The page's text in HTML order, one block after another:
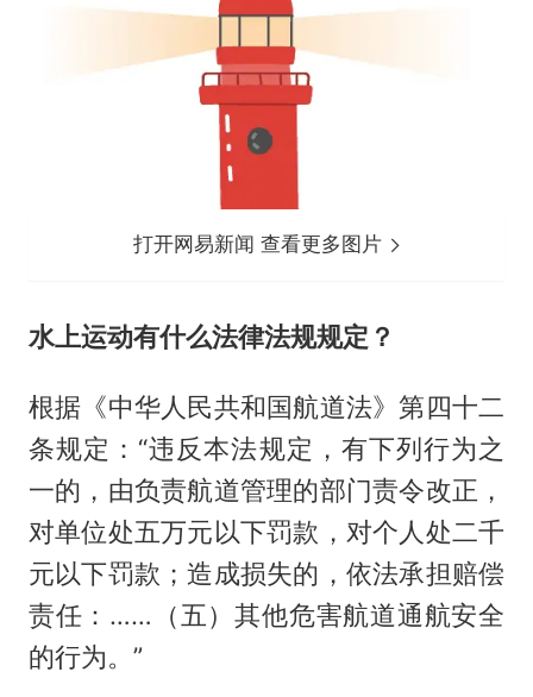
打开网易新闻 查看更多图片
水上运动有什么法律法规规定？
根据《中华人民共和国航道法》第四十二
条规定：“违反本法规定，有下列行为之
一的，由负责航道管理的部门责令改正，
对单位处五万元以下罚款，对个人处二千
元以下罚款；造成损失的，依法承担赔偿
责任：……（五）其他危害航道通航安全
的行为。”